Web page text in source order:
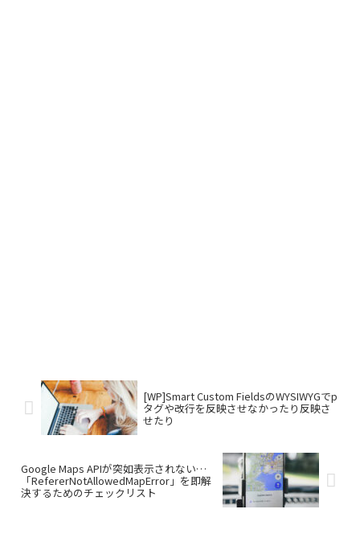
[WP]Smart Custom FieldsのWYSIWYGでp
タグや改行を反映させなかったり反映さ
せたり
Google Maps APIが突如表示されない…
「RefererNotAllowedMapError」を即解
決するためのチェックリスト